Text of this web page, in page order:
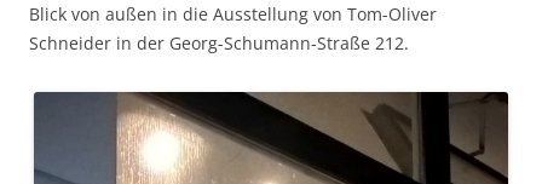
Blick von außen in die Ausstellung von Tom-Oliver
Schneider in der Georg-Schumann-Straße 212.